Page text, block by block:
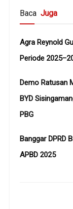
Baca Juga
Agra Reynold
Periode
Demo Ratusan
BYD
PBG
Banggar DPRD
APBD 2025